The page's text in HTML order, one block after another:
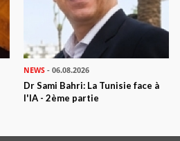
NEWS - 06.08.2026
Dr Sami Bahri: La Tunisie face à
l'IA - 2ème partie